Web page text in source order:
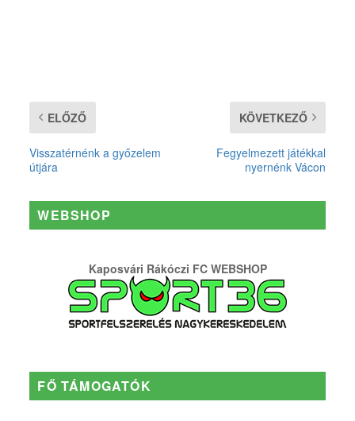
ELŐZŐ
Visszatérnénk a győzelem
útjára
KÖVETKEZŐ
Fegyelmezett játékkal
nyernénk Vácon
WEBSHOP
Kaposvári Rákóczi FC WEBSHOP
FŐ TÁMOGATÓK